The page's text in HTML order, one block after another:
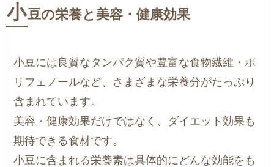
小豆の栄養と美容・健康効果
小豆には良質なタンパク質や豊富な食物繊維・ポ
リフェノールなど、さまざまな栄養分がたっぷり
含まれています。
美容・健康効果だけではなく、ダイエット効果も
期待できる食材です。
小豆に含まれる栄養素は具体的にどんな効能をも